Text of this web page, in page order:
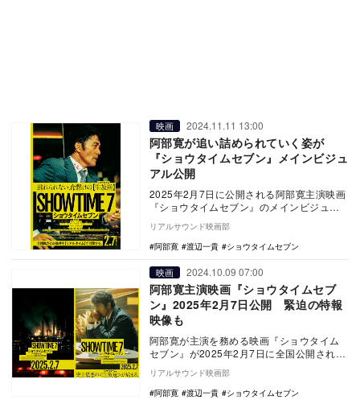
映画 2024.11.11 13:00
阿部寛が追い詰められていく姿が
『ショウタイムセブン』メインビジュ
アル公開
2025年2月7日に公開される阿部寛主演映画
『ショウタイムセブン』のメインビジュア
ルが公開された。 本作は、ハ・ジョンウ
が主…
リアルサウンド映画部
阿部寛
渡辺一貴 ショウタイムセブン
映画 2024.10.09 07:00
阿部寛主演映画『ショウタイムセブ
ン』2025年2月7日公開 緊迫の特報
映像も
阿部寛が主演を務める映画『ショウタイム
セブン』が2025年2月7日に全国公開される
ことが決定し、あわせてティザービジュア
ルと特報…
リアルサウンド映画部
阿部寛
渡辺一貴 ショウタイムセブン